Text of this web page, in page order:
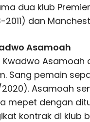
dua klub
2011) dan
Asamoah
Kwadwo
Sang pemain
Asamoah
mepet dengan
kontrak di klub